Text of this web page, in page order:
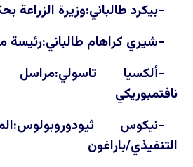
-بيكرد طالباني:وزيرة الزراعة
-شيري كراهام طالباني:رئيسة
-ألكسيا تاسولي:مراسل
نافتمبوريكي
-نيكوس
التنفيذي/باراغون